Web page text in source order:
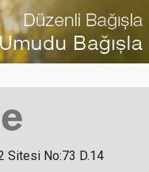
Zirvesi
Sitesi No:73 D.14